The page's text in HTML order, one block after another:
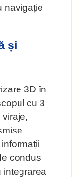
navigație
și
3D în
cu 3
viraje,
condus
integrarea